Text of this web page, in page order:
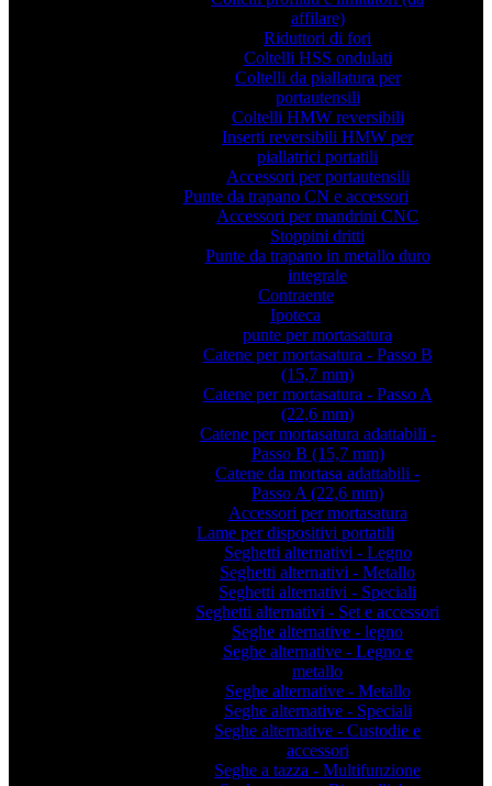
affilare)
Riduttori di fori
Coltelli HSS ondulati
Coltelli da piallatura per
portautensili
Coltelli HMW reversibili
Inserti reversibili HMW per
piallatrici portatili
Accessori per portautensili
Punte da trapano CN e accessori
Accessori per mandrini CNC
Stoppini dritti
Punte da trapano in metallo duro
integrale
Contraente
Ipoteca
punte per mortasatura
Catene per mortasatura - Passo B
(15,7 mm)
Catene per mortasatura - Passo A
(22,6 mm)
Catene per mortasatura adattabili -
Passo B (15,7 mm)
Catene da mortasa adattabili -
Passo A (22,6 mm)
Accessori per mortasatura
Lame per dispositivi portatili
Seghetti alternativi - Legno
Seghetti alternativi - Metallo
Seghetti alternativi - Speciali
Seghetti alternativi - Set e accessori
Seghe alternative - legno
Seghe alternative - Legno e
metallo
Seghe alternative - Metallo
Seghe alternative - Speciali
Seghe alternative - Custodie e
accessori
Seghe a tazza - Multifunzione